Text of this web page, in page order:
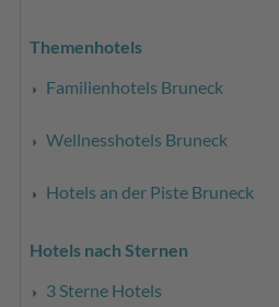
Themenhotels
Familienhotels Bruneck
Wellnesshotels Bruneck
Hotels an der Piste Bruneck
Hotels nach Sternen
3 Sterne Hotels